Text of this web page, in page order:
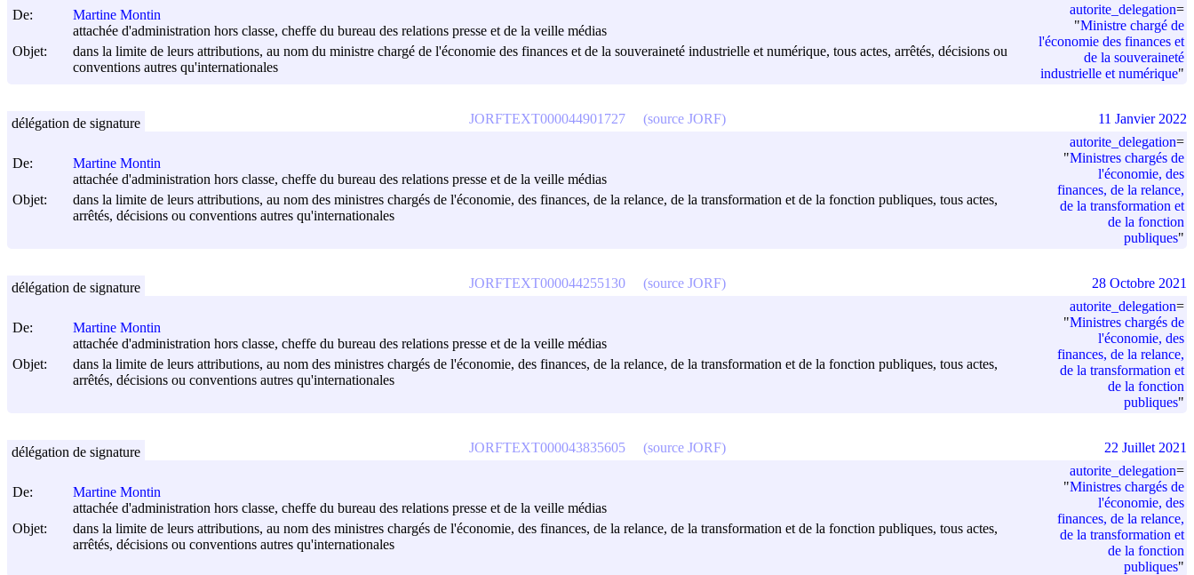
De:
Martine Montin
attachée d'administration hors classe, cheffe du bureau des relations presse et de la veille médias
Objet:
dans la limite de leurs attributions, au nom du ministre chargé de l'économie des finances et de la souveraineté industrielle et numérique, tous actes, arrêtés, décisions ou
conventions autres qu'internationales
autorite_delegation=
"Ministre chargé de
l'économie des finances et
de la souveraineté
industrielle et numérique"
De:
Martine Montin
attachée d'administration hors classe, cheffe du bureau des relations presse et de la veille médias
Objet:
dans la limite de leurs attributions, au nom des ministres chargés de l'économie, des finances, de la relance, de la transformation et de la fonction publiques, tous actes,
arrêtés, décisions ou conventions autres qu'internationales
autorite_delegation=
"Ministres chargés de
l'économie, des
finances, de la relance,
de la transformation et
de la fonction
publiques"
JORFTEXT000044901727 (source JORF)
délégation de signature 11 Janvier 2022
De:
Martine Montin
attachée d'administration hors classe, cheffe du bureau des relations presse et de la veille médias
Objet:
dans la limite de leurs attributions, au nom des ministres chargés de l'économie, des finances, de la relance, de la transformation et de la fonction publiques, tous actes,
arrêtés, décisions ou conventions autres qu'internationales
autorite_delegation=
"Ministres chargés de
l'économie, des
finances, de la relance,
de la transformation et
de la fonction
publiques"
JORFTEXT000044255130 (source JORF)
délégation de signature 28 Octobre 2021
De:
Martine Montin
attachée d'administration hors classe, cheffe du bureau des relations presse et de la veille médias
Objet:
dans la limite de leurs attributions, au nom des ministres chargés de l'économie, des finances, de la relance, de la transformation et de la fonction publiques, tous actes,
arrêtés, décisions ou conventions autres qu'internationales
autorite_delegation=
"Ministres chargés de
l'économie, des
finances, de la relance,
de la transformation et
de la fonction
publiques"
JORFTEXT000043835605 (source JORF)
délégation de signature 22 Juillet 2021